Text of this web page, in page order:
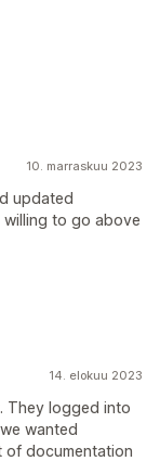
10. marraskuu 2023
updated
to go above
14. elokuu 2023
They logged into
wanted
of documentation